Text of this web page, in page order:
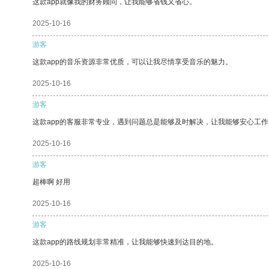
这款app就像我的财务顾问，让我能够省钱又省心。
2025-10-16
游客
这款app的音乐资源非常优质，可以让我尽情享受音乐的魅力。
2025-10-16
游客
这款app的客服非常专业，遇到问题总是能够及时解决，让我能够安心工
2025-10-16
游客
超棒啊 好用
2025-10-16
游客
这款app的路线规划非常精准，让我能够快速到达目的地。
2025-10-16